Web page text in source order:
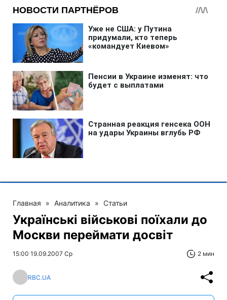
Главная » Аналитика » Статьи
Українськi вiйськовi поїхали до
Москви переймати досвiт
15:00 19.09.2007 Ср 2 мин
RBC.UA